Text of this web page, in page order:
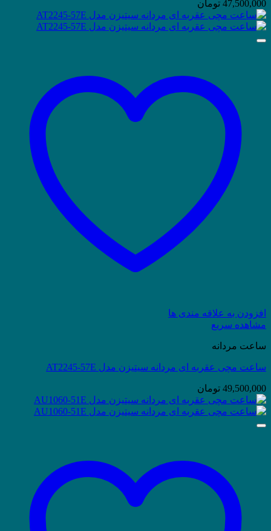
47,500,000 تومان
افزودن به علاقه مندی ها
مشاهده سریع
ساعت مردانه
ساعت مچی عقربه ای مردانه سیتیزن مدل AT2245-57E
49,500,000 تومان